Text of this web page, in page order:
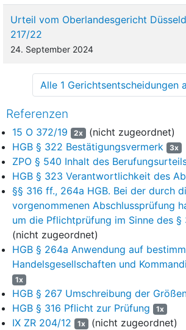
GmbH. Dem C.-Konzern war bereits vor
dass die A.-GmbH dringend einer
unterzogen werden musste.
die Abschlussprüferin des
zum 31.12.2015. Die Beklagte erstellte den
31.12.2015 unter dem 23.9.2016 (Anlage K6
Kläger GA LG). Die Prüfung endete mit einem
uneingeschränkten Bestätigungsvermerk
einem gesonderten Hinweis auf
322 Abs. 2 S. 3 HGB
In Ihrem Prüfungsbericht (S. 2 der Anlage K6
Kläger GA LG) führt die Beklagte unter der
der Gesellschaft“ aus:
„Die Gesellschaft war nur aufgrund der
den Gesellschafter in der Lage, die
Auszahlungen für den laufenden
vorzunehmen.“
Unter der Überschrift „Bestandsgefährdende
der Anlage K6 im Anlagenband Kläger GA
Urteil vom Oberlandesgericht
217/22
24. September 2024
Alle 1 Gerichtsentscheidungen
Referenzen
15 O 372/19 2x (nicht zugeordnet)
HGB § 322 Bestätigungsvermerk
3x
ZPO § 540 Inhalt des
HGB § 323 Verantwortlichkeit des
§§ 316 ff., 264a HGB. Bei der durch
vorgenommenen Abschlussprüfung
um die Pflichtprüfung im Sinne des §
(nicht zugeordnet)
HGB § 264a Anwendung auf
Handelsgesellschaften und
1x
HGB § 267 Umschreibung der
HGB § 316 Pflicht zur Prüfung 1x
IX ZR 204/12 1x (nicht zugeordnet)